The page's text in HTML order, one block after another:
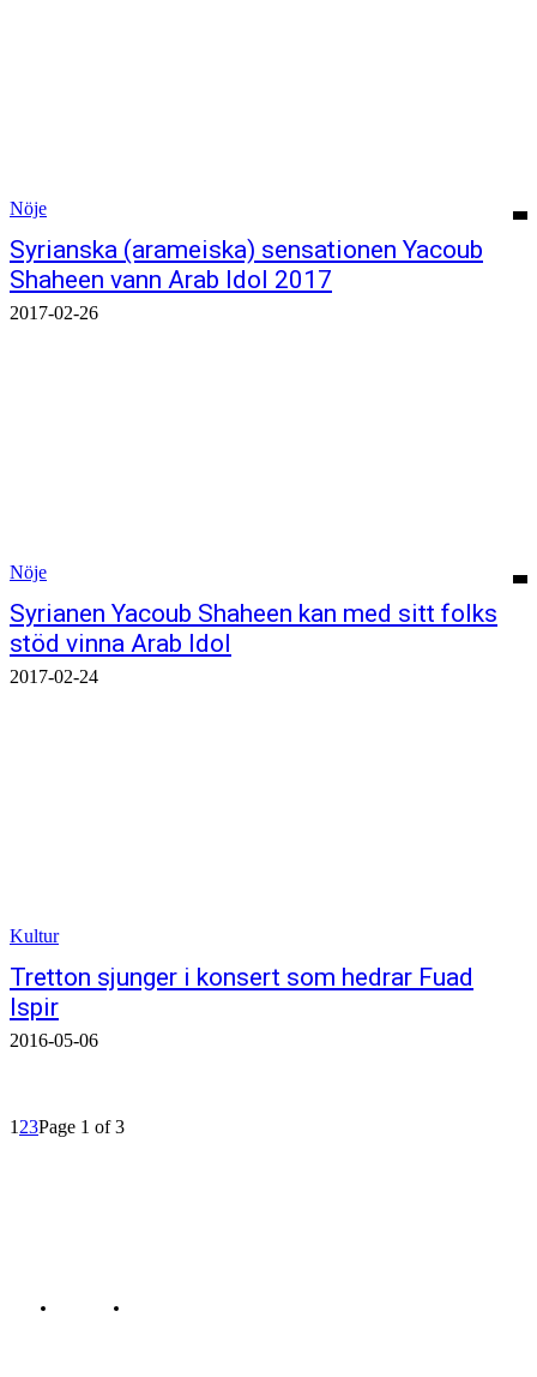
Nöje
Syrianska (arameiska) sensationen Yacoub
Shaheen vann Arab Idol 2017
2017-02-26
Nöje
Syrianen Yacoub Shaheen kan med sitt folks
stöd vinna Arab Idol
2017-02-24
Kultur
Tretton sjunger i konsert som hedrar Fuad
Ispir
2016-05-06
1 23Page 1 of 3
COOKIES